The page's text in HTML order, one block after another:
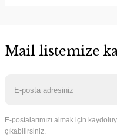
Mail listemize
E-postalarımızı almak için
çıkabilirsiniz.